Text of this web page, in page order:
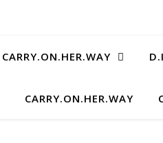
CARRY.ON.HER.WAY
CARRY.ON.HER.WAY